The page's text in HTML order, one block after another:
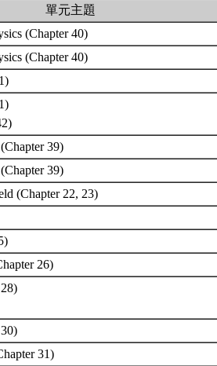
單元主題
(Chapter 40)
(Chapter 40)
39)
39)
(Chapter 22, 23)
26)
31)